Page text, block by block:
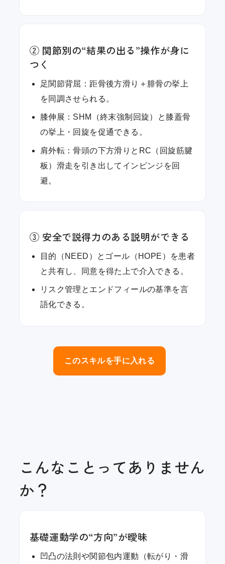
② 関節別の“結果の出る”操作が身に
つく
足関節背屈：距骨後方滑り＋腓骨の挙上
を同調させられる。
膝伸展：SHM（終末強制回旋）と膝蓋骨
の挙上・回旋を促通できる。
肩外転：骨頭の下方滑りとRC（回旋筋腱
板）滑走を引き出してインピンジを回
避。
③ 安全で説得力のある説明ができる
目的（NEED）とゴール（HOPE）を患者
と共有し、同意を得た上で介入できる。
リスク管理とエンドフィールの基準を言
語化できる。
このスキルを手に入れる
こんなことってありません
か？
基礎運動学の“方向”が曖昧
凹凸の法則や関節包内運動（転がり・滑